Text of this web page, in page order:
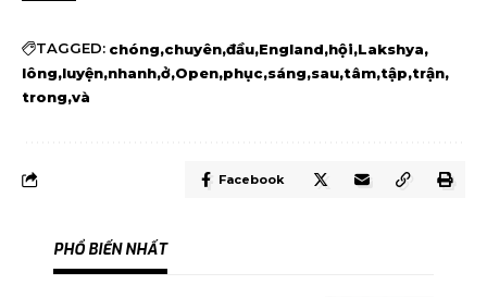
TAGGED: chóng chuyên đầu England hội Lakshya
lông luyện nhanh ở Open phục sáng sau tâm tập trận
trong và
Facebook
PHỔ BIẾN NHẤT